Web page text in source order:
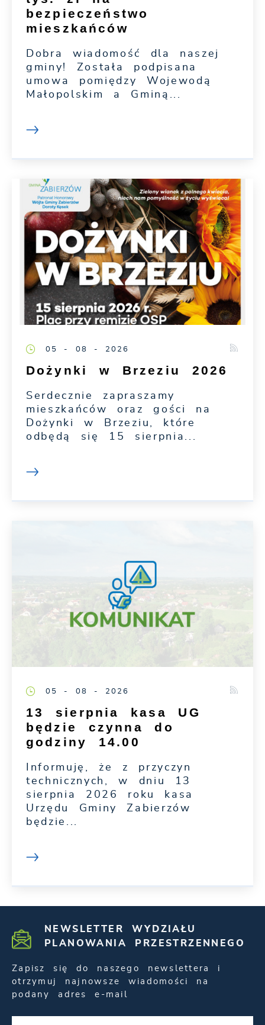
bezpieczeństwo
mieszkańców
Dobra wiadomość dla naszej
gminy! Została podpisana
umowa pomiędzy Wojewodą
Małopolskim a Gminą...
05 - 08 - 2026
Dożynki w Brzeziu 2026
Serdecznie zapraszamy
mieszkańców oraz gości na
Dożynki w Brzeziu, które
odbędą się 15 sierpnia...
05 - 08 - 2026
13 sierpnia kasa UG
będzie czynna do
godziny 14.00
Informuję, że z przyczyn
technicznych, w dniu 13
sierpnia 2026 roku kasa
Urzędu Gminy Zabierzów
będzie...
NEWSLETTER WYDZIAŁU
PLANOWANIA PRZESTRZENNEGO
Zapisz się do naszego newslettera i
otrzymuj najnowsze wiadomości na
podany adres e-mail